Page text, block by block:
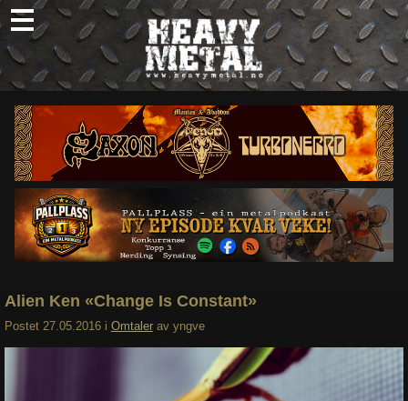
Skip
to
content
Nyheter
Omtaler
Intervjuer
Om oss
Abonner
Søk
Alien Ken «Change Is Constant»
Postet 27.05.2016 i Omtaler av yngve